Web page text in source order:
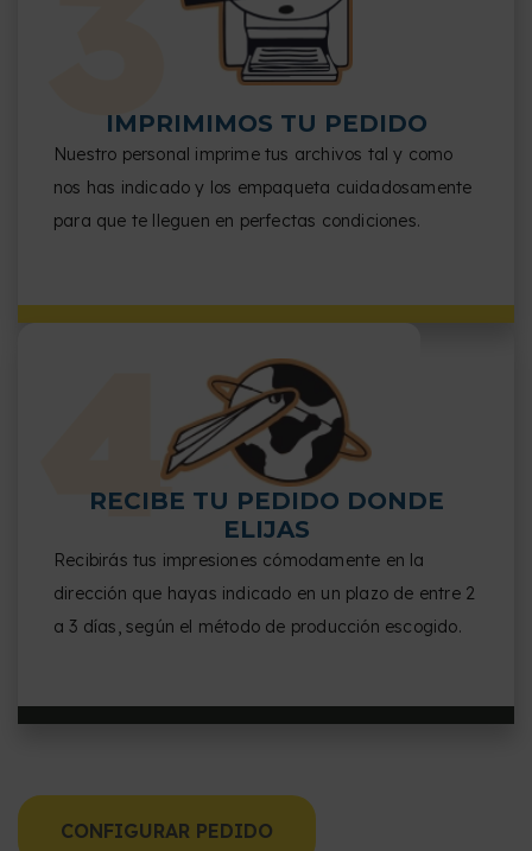
IMPRIMIMOS TU PEDIDO
Nuestro personal imprime tus archivos tal y como
nos has indicado y los empaqueta cuidadosamente
para que te lleguen en perfectas condiciones.
RECIBE TU PEDIDO DONDE
ELIJAS
Recibirás tus impresiones cómodamente en la
dirección que hayas indicado en un plazo de entre 2
a 3 días, según el método de producción escogido.
CONFIGURAR PEDIDO